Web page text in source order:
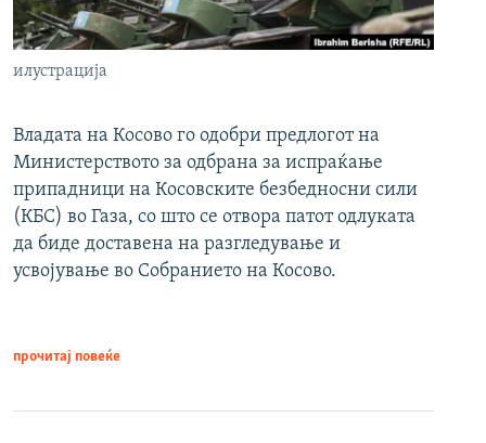
илустрација
Владата на Косово го одобри предлогот на
Министерството за одбрана за испраќање
припадници на Косовските безбедносни сили
(КБС) во Газа, со што се отвора патот одлуката
да биде доставена на разгледување и
усвојување во Собранието на Косово.
прочитај повеќе